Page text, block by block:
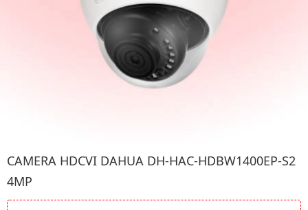
CAMERA HDCVI DAHUA DH-HAC-HDBW1400EP-S2
4MP